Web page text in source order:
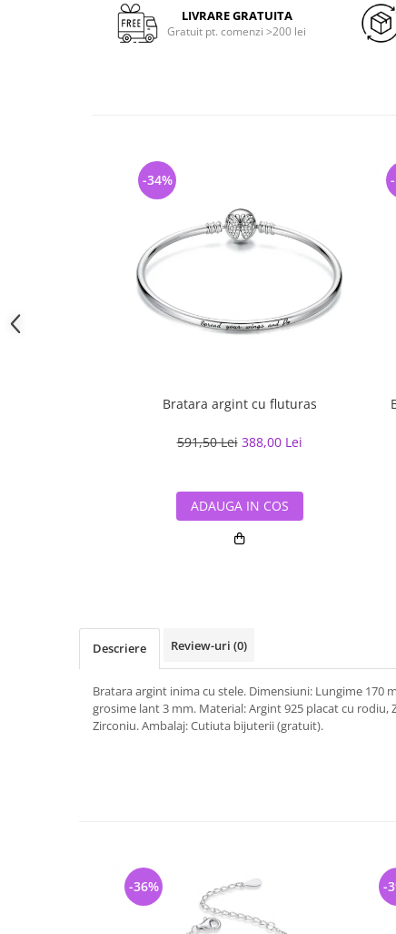
LIVRARE GRATUITA
Gratuit pt. comenzi >200 lei
Bratara argint cu fluturas
591,50 Lei 388,00 Lei
-34%
ADAUGA IN COS
Descriere Review-uri (0)
Bratara argint inima cu stele. Dimensiuni: Lungime 170
grosime lant 3 mm. Material: Argint 925 placat cu rodiu,
Zirconiu. Ambalaj: Cutiuta bijuterii (gratuit).
-36% -